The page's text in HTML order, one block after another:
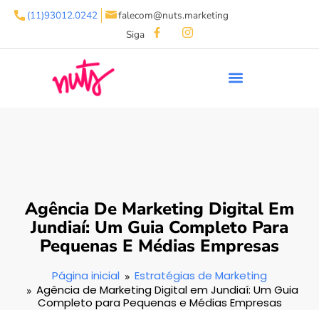
(11)93012.0242
falecom@nuts.marketing
Siga
Agência De Marketing Digital Em
Jundiaí: Um Guia Completo Para
Pequenas E Médias Empresas
Página inicial
Estratégias de Marketing
Agência de Marketing Digital em Jundiaí: Um Guia
Completo para Pequenas e Médias Empresas